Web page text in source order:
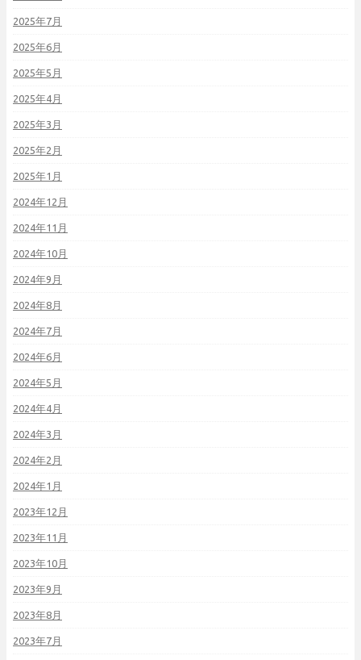
2025年7月
2025年6月
2025年5月
2025年4月
2025年3月
2025年2月
2025年1月
2024年12月
2024年11月
2024年10月
2024年9月
2024年8月
2024年7月
2024年6月
2024年5月
2024年4月
2024年3月
2024年2月
2024年1月
2023年12月
2023年11月
2023年10月
2023年9月
2023年8月
2023年7月